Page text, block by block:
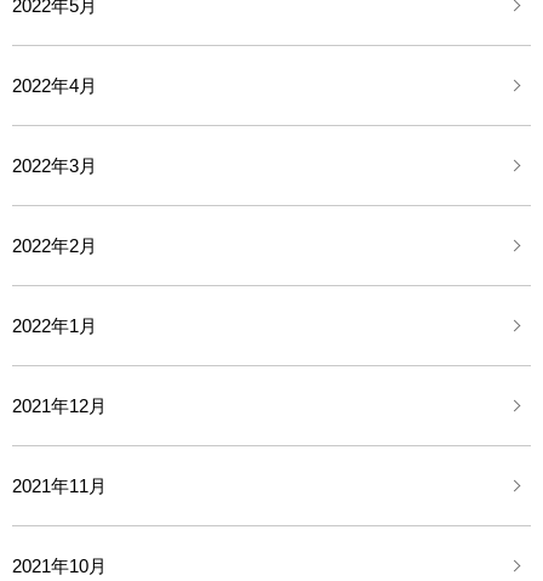
2022年5月
2022年4月
2022年3月
2022年2月
2022年1月
2021年12月
2021年11月
2021年10月